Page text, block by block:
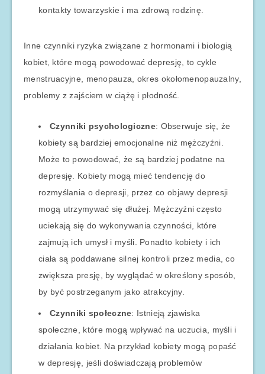
kontakty towarzyskie i ma zdrową rodzinę.
Inne czynniki ryzyka związane z hormonami i biologią
kobiet, które mogą powodować depresję, to cykle
menstruacyjne, menopauza, okres okołomenopauzalny,
problemy z zajściem w ciążę i płodność.
Czynniki psychologiczne: Obserwuje się, że
kobiety są bardziej emocjonalne niż mężczyźni.
Może to powodować, że są bardziej podatne na
depresję. Kobiety mogą mieć tendencję do
rozmyślania o depresji, przez co objawy depresji
mogą utrzymywać się dłużej. Mężczyźni często
uciekają się do wykonywania czynności, które
zajmują ich umysł i myśli. Ponadto kobiety i ich
ciała są poddawane silnej kontroli przez media, co
zwiększa presję, by wyglądać w określony sposób,
by być postrzeganym jako atrakcyjny.
Czynniki społeczne: Istnieją zjawiska
społeczne, które mogą wpływać na uczucia, myśli i
działania kobiet. Na przykład kobiety mogą popaść
w depresję, jeśli doświadczają problemów